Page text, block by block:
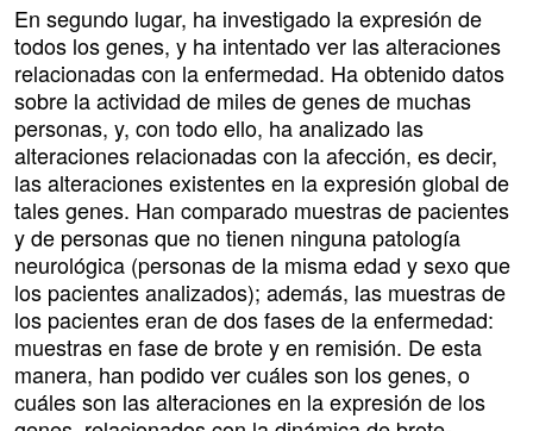
En segundo lugar, ha investigado la expresión de
todos los genes, y ha intentado ver las alteraciones
relacionadas con la enfermedad. Ha obtenido datos
sobre la actividad de miles de genes de muchas
personas, y, con todo ello, ha analizado las
alteraciones relacionadas con la afección, es decir,
las alteraciones existentes en la expresión global de
tales genes. Han comparado muestras de pacientes
y de personas que no tienen ninguna patología
neurológica (personas de la misma edad y sexo que
los pacientes analizados); además, las muestras de
los pacientes eran de dos fases de la enfermedad:
muestras en fase de brote y en remisión. De esta
manera, han podido ver cuáles son los genes, o
cuáles son las alteraciones en la expresión de los